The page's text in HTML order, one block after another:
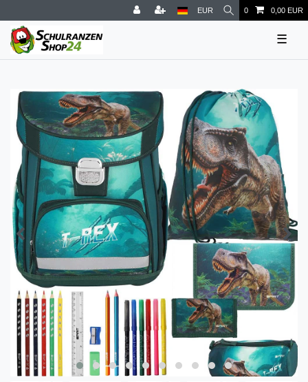
EUR 0 0,00 EUR
☰